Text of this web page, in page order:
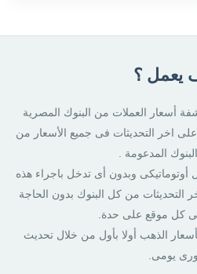
يعمل ؟
أسعار العملات من البنوك المصرية
اخر التحديثات فى جميع الأسعار من
المدعومة .
وبدون أى تدخل باجراء هذه
التحديثات من كل البنوك بدون الحاجة
كل موقع على حدة.
الذهب أولا بأول من خلال تحديث
يومى.